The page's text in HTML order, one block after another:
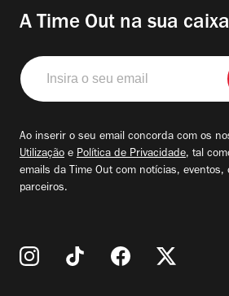
A Time Out na sua
Insira
o
seu
Ao inserir o seu email concorda com os
Utilização e Política de Privacidade, tal
emails da Time Out com notícias, eventos,
parceiros.